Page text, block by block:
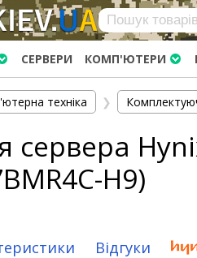
WhatsApp
СЕРВЕРИ КОМП'ЮТЕРИ
техніка ❯
сервера
H9)
Відгуки